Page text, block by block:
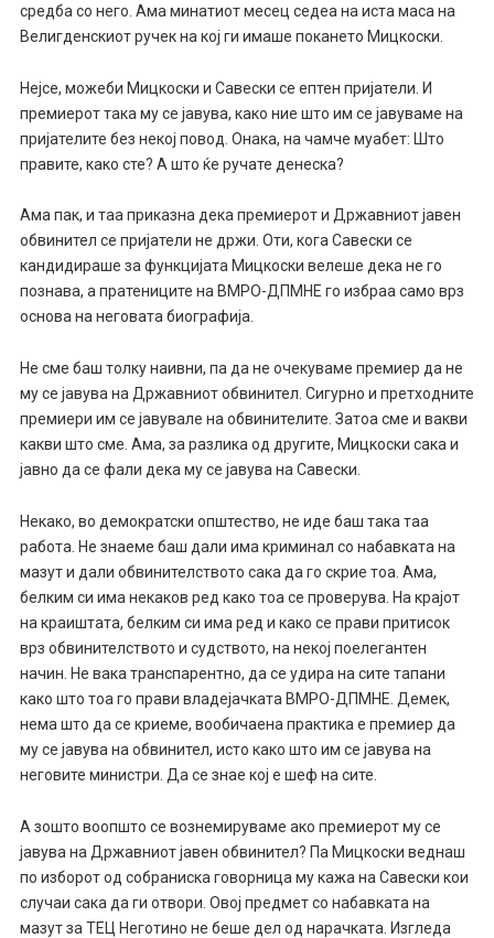
средба со него. Ама минатиот месец седеа на иста маса на
Велигденскиот ручек на кој ги имаше покането Мицкоски.
Нејсе, можеби Мицкоски и Савески се ептен пријатели. И
премиерот така му се јавува, како ние што им се јавуваме на
пријателите без некој повод. Онака, на чамче муабет: Што
правите, како сте? А што ќе ручате денеска?
Ама пак, и таа приказна дека премиерот и Државниот јавен
обвинител се пријатели не држи. Оти, кога Савески се
кандидираше за функцијата Мицкоски велеше дека не го
познава, а пратениците на ВМРО-ДПМНЕ го избраа само врз
основа на неговата биографија.
Не сме баш толку наивни, па да не очекуваме премиер да не
му се јавува на Државниот обвинител. Сигурно и претходните
премиери им се јавувале на обвинителите. Затоа сме и вакви
какви што сме. Ама, за разлика од другите, Мицкоски сака и
јавно да се фали дека му се јавува на Савески.
Некако, во демократски општество, не иде баш така таа
работа. Не знаеме баш дали има криминал со набавката на
мазут и дали обвинителството сака да го скрие тоа. Ама,
белким си има некаков ред како тоа се проверува. На крајот
на краиштата, белким си има ред и како се прави притисок
врз обвинителството и судството, на некој поелегантен
начин. Не вака транспарентно, да се удира на сите тапани
како што тоа го прави владејачката ВМРО-ДПМНЕ. Демек,
нема што да се криеме, вообичаена практика е премиер да
му се јавува на обвинител, исто како што им се јавува на
неговите министри. Да се знае кој е шеф на сите.
А зошто воопшто се вознемируваме ако премиерот му се
јавува на Државниот јавен обвинител? Па Мицкоски веднаш
по изборот од собраниска говорница му кажа на Савески кои
случаи сака да ги отвори. Овој предмет со набавката на
мазут за ТЕЦ Неготино не беше дел од нарачката. Изгледа